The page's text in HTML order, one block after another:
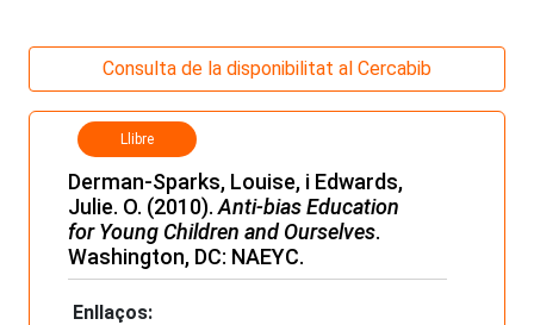
Consulta de la disponibilitat al Cercabib
Llibre
Derman-Sparks, Louise, i Edwards,
Julie. O. (2010). Anti-bias Education
for Young Children and Ourselves.
Washington, DC: NAEYC.
Enllaços: